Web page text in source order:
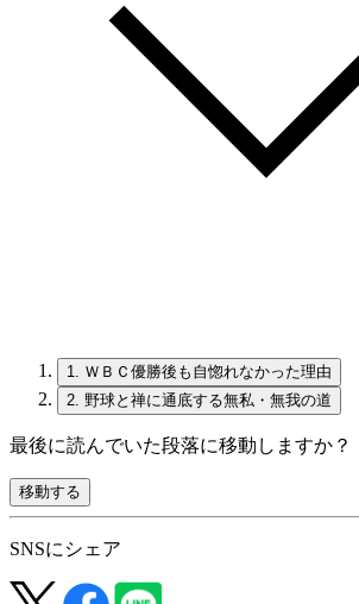
1.
ＷＢＣ優勝後も自惚れなかった理由
2. 野球と禅に通底する無私・無我の道
最後に読んでいた段落に移動しますか？
移動する
SNSにシェア